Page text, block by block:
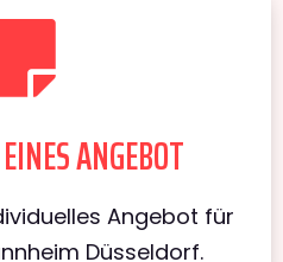
ANGEBOT
Angebot für
Düsseldorf.